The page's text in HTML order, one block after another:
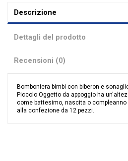
Descrizione
Dettagli del prodotto
Recensioni (0)
Bomboniera bimbi con biberon e
Piccolo Oggetto da appoggio ha
come battesimo, nascita o
alla confezione da 12 pezzi.